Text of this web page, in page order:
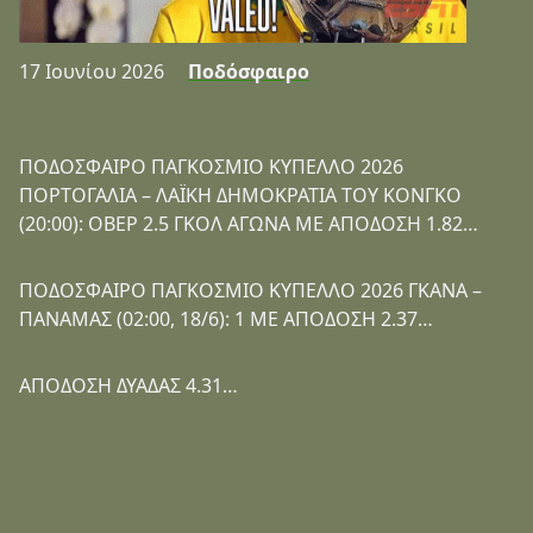
17 Ιουνίου 2026 Ποδόσφαιρο
ΠΟΔΟΣΦΑΙΡΟ ΠΑΓΚΟΣΜΙΟ ΚΥΠΕΛΛΟ 2026
ΠΟΡΤΟΓΑΛΙΑ – ΛΑΪΚΗ ΔΗΜΟΚΡΑΤΙΑ ΤΟΥ ΚΟΝΓΚΟ
(20:00): ΟΒΕΡ 2.5 ΓΚΟΛ ΑΓΩΝΑ ΜΕ ΑΠΟΔΟΣΗ 1.82…
ΠΟΔΟΣΦΑΙΡΟ ΠΑΓΚΟΣΜΙΟ ΚΥΠΕΛΛΟ 2026 ΓΚΑΝΑ –
ΠΑΝΑΜΑΣ (02:00, 18/6): 1 ΜΕ ΑΠΟΔΟΣΗ 2.37…
ΑΠΟΔΟΣΗ ΔΥΑΔΑΣ 4.31…